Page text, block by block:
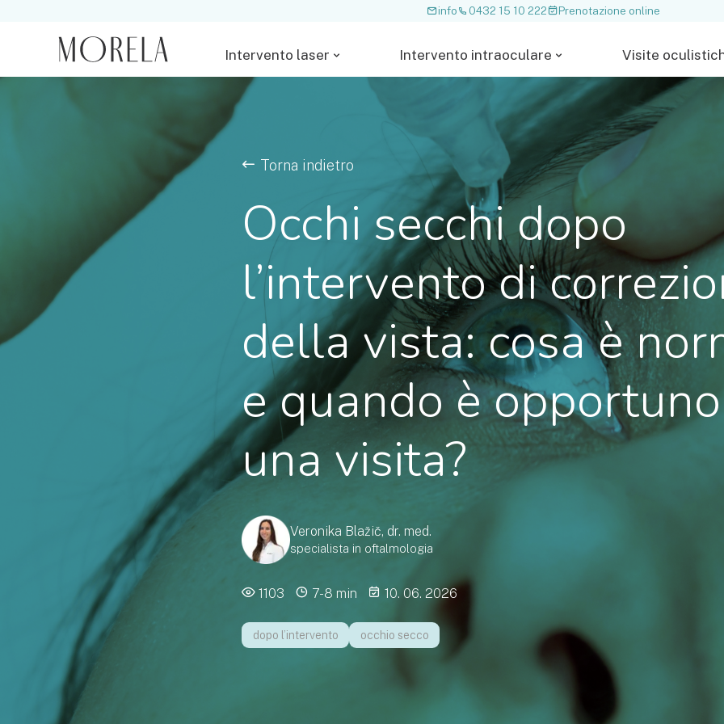
info 0432 15 10 222 Prenotazione online
Intervento laser Intervento intraoculare Visite
Torna indietro
Occhi secchi dopo
l’intervento di
della vista: cosa è
e quando è
una visita?
Veronika Blažič, dr. med.
specialista in oftalmologia
1103 7-8 min 10. 06. 2026
dopo l’intervento occhio secco